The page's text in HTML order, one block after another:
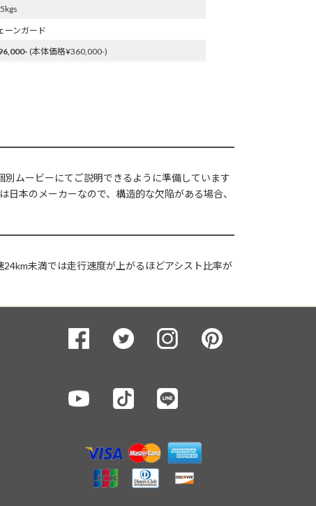
ーンガード
(本体価格¥360,000-)
ムービーにてご説明できるように準備しています
本のメーカーなので、構造的な欠陥がある場合、
未満では走行速度が上がるほどアシスト比率が